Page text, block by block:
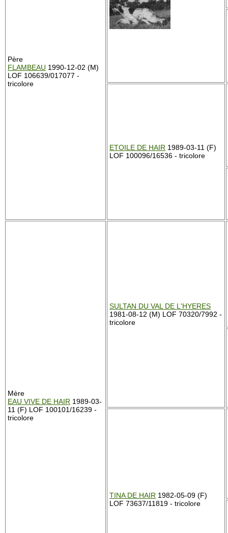
Père
FLAMBEAU 1990-12-02 (M)
LOF 106639/017077 -
tricolore
ETOILE DE HAIR 1989-03-11 (F)
LOF 100096/16536 - tricolore
Mère
EAU VIVE DE HAIR 1989-03-
11 (F) LOF 100101/16239 -
tricolore
SULTAN DU VAL DE L'HYERES
1981-08-12 (M) LOF 70320/7992 -
tricolore
TINA DE HAIR 1982-05-09 (F)
LOF 73637/11819 - tricolore